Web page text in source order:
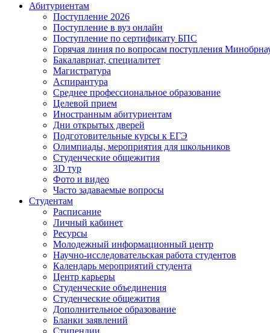
Абитуриентам
Поступление 2026
Поступление в вуз онлайн
Поступление по сертификату БПС
Горячая линия по вопросам поступления
Бакалавриат, специалитет
Магистратура
Аспирантура
Среднее профессиональное образование
Целевой прием
Иностранным абитуриентам
Дни открытых дверей
Подготовительные курсы к ЕГЭ
Олимпиады, мероприятия для школьников
Студенческие общежития
3D тур
Фото и видео
Часто задаваемые вопросы
Студентам
Расписание
Личный кабинет
Ресурсы
Молодежный информационный центр
Научно-исследовательская работа студентов
Календарь мероприятий студента
Центр карьеры
Студенческие объединения
Студенческие общежития
Дополнительное образование
Бланки заявлений
Стипендии